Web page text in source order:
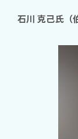
石川 克己氏（